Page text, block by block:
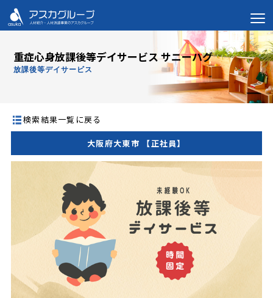
重症心身放課後等デイサービス サニーハグ
放課後等デイサービス
検索結果一覧に戻る
大阪府大東市 【正社員】